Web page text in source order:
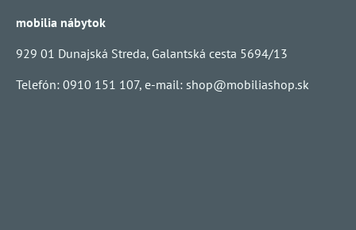
mobilia nábytok
929 01 Dunajská Streda, Galantská cesta 5694/13
Telefón: 0910 151 107, e-mail: shop@mobiliashop.sk